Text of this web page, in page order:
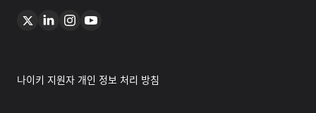
나이키 지원자 개인 정보 처리 방침